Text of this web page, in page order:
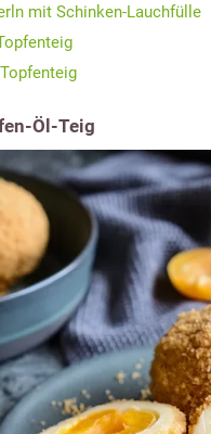
mit Schinken-Lauchfülle
Öl-Teig